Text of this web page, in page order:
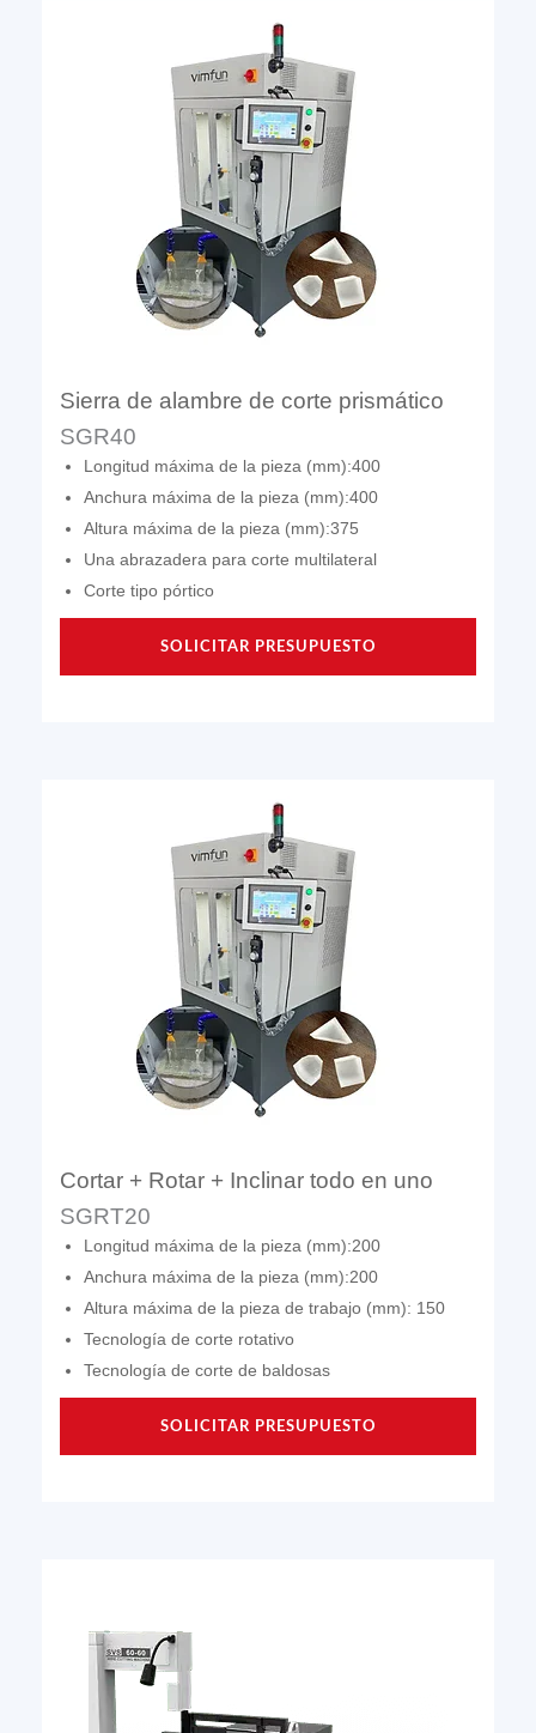
Sierra de alambre de corte prismático
SGR40
Longitud máxima de la pieza (mm):400
Anchura máxima de la pieza (mm):400
Altura máxima de la pieza (mm):375
Una abrazadera para corte multilateral
Corte tipo pórtico
SOLICITAR PRESUPUESTO
Cortar + Rotar + Inclinar todo en uno
SGRT20
Longitud máxima de la pieza (mm):200
Anchura máxima de la pieza (mm):200
Altura máxima de la pieza de trabajo (mm): 150
Tecnología de corte rotativo
Tecnología de corte de baldosas
SOLICITAR PRESUPUESTO